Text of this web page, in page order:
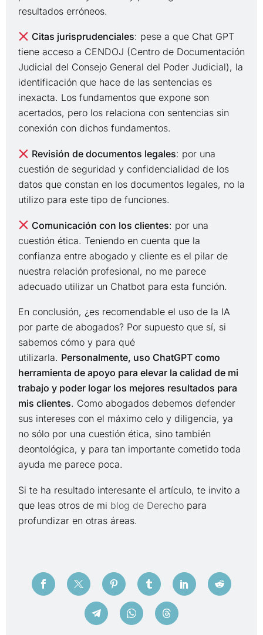
resultados erróneos.
Citas jurisprudenciales: pese a que Chat GPT
tiene acceso a CENDOJ (Centro de Documentación
Judicial del Consejo General del Poder Judicial), la
identificación que hace de las sentencias es
inexacta. Los fundamentos que expone son
acertados, pero los relaciona con sentencias sin
conexión con dichos fundamentos.
Revisión de documentos legales: por una
cuestión de seguridad y confidencialidad de los
datos que constan en los documentos legales, no la
utilizo para este tipo de funciones.
Comunicación con los clientes: por una
cuestión ética. Teniendo en cuenta que la
confianza entre abogado y cliente es el pilar de
nuestra relación profesional, no me parece
adecuado utilizar un Chatbot para esta función.
En conclusión, ¿es recomendable el uso de la IA
por parte de abogados? Por supuesto que sí, si
sabemos cómo y para qué
utilizarla. Personalmente, uso ChatGPT como
herramienta de apoyo para elevar la calidad de mi
trabajo y poder logar los mejores resultados para
mis clientes. Como abogados debemos defender
sus intereses con el máximo celo y diligencia, ya
no sólo por una cuestión ética, sino también
deontológica, y para tan importante cometido toda
ayuda me parece poca.
Si te ha resultado interesante el artículo, te invito a
que leas otros de mi blog de Derecho para
profundizar en otras áreas.